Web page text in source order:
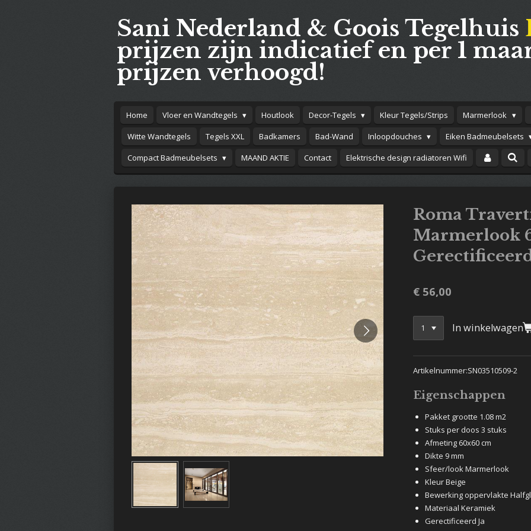
Sani Nederland & Goois Tegelhuis
prijzen zijn indicatief en per 1
prijzen verhoogd!
Home Vloer en Wandtegels Houtlook Decor-Tegels Kleur Tegels/Strips Marmerlook
Witte Wandtegels
Tegels XXL Badkamers Bad-Wand Inloopdouches
Eiken Badmeubelsets
Compact Badmeubelsets
MAAND AKTIE Contact Elektrische design radiatoren Wifi
Roma
Marmerlook
€ 56,00
In winkelwagen
Artikelnummer:SN03510509-2
Eigenschappen
Pakket grootte 1.08 m2
Stuks per doos 3 stuks
Afmeting 60x60 cm
Dikte 9 mm
Sfeer/look Marmerlook
Kleur Beige
Bewerking oppervlakte
Materiaal Keramiek
Gerectificeerd Ja